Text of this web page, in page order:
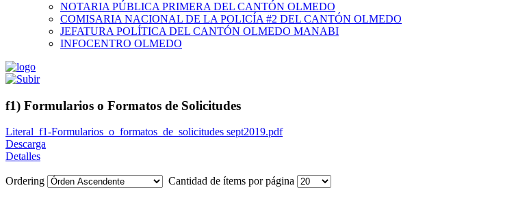
NOTARIA PÚBLICA PRIMERA DEL CANTÓN OLMEDO
COMISARIA NACIONAL DE LA POLICÍA #2 DEL CANTÓN OLMEDO
JEFATURA POLÍTICA DEL CANTÓN OLMEDO MANABI
INFOCENTRO OLMEDO
f1) Formularios o Formatos de Solicitudes
Literal_f1-Formularios_o_formatos_de_solicitudes sept2019.pdf
Descarga
Detalles
Ordering Cantidad de ítems por página